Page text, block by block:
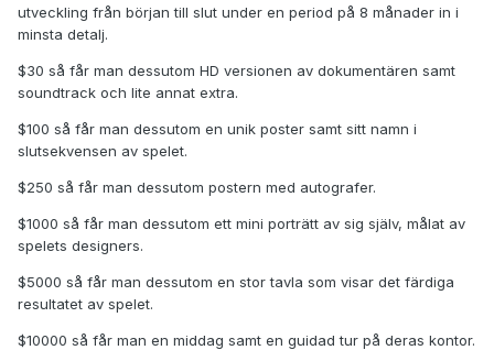
utveckling från början till slut under en period på 8 månader in i
minsta detalj.
$30 så får man dessutom HD versionen av dokumentären samt
soundtrack och lite annat extra.
$100 så får man dessutom en unik poster samt sitt namn i
slutsekvensen av spelet.
$250 så får man dessutom postern med autografer.
$1000 så får man dessutom ett mini porträtt av sig själv, målat av
spelets designers.
$5000 så får man dessutom en stor tavla som visar det färdiga
resultatet av spelet.
$10000 så får man en middag samt en guidad tur på deras kontor.